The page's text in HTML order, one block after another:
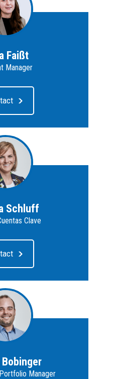
Faißt
Manager
Schluff
Clave
Manager